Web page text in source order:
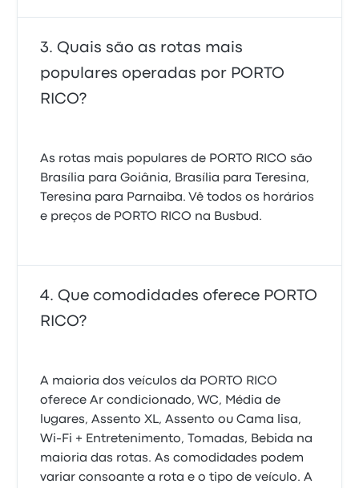
Quais são as rotas mais
populares operadas por PORTO
RICO?
As rotas mais populares de PORTO RICO são
Brasília para Goiânia, Brasília para Teresina,
Teresina para Parnaiba. Vê todos os horários
e preços de PORTO RICO na Busbud.
Que comodidades oferece PORTO
RICO?
A maioria dos veículos da PORTO RICO
oferece Ar condicionado, WC, Média de
lugares, Assento XL, Assento ou Cama lisa,
Wi-Fi + Entretenimento, Tomadas, Bebida na
maioria das rotas. As comodidades podem
variar consoante a rota e o tipo de veículo. A